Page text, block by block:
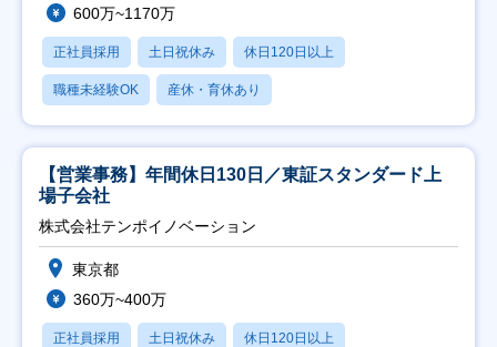
600万~1170万
正社員採用 土日祝休み 休日120日以上
職種未経験OK 産休・育休あり
【営業事務】年間休日130日／東証スタンダード上
場子会社
株式会社テンポイノベーション
東京都
360万~400万
正社員採用 土日祝休み 休日120日以上